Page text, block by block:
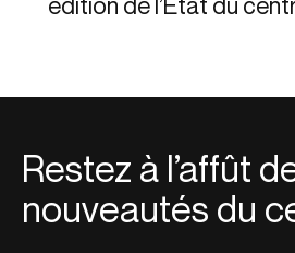
édition de l’État du
Restez à l’affût
nouveautés du